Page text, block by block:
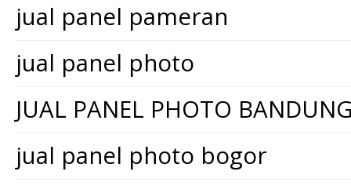
jual panel pameran
jual panel photo
JUAL PANEL PHOTO
jual panel photo bogor